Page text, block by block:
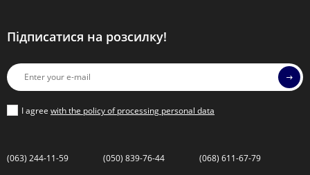
Підписатися на розсилку!
I agree with the policy of processing personal data
(063) 244-11-59 (050) 839-76-44 (068) 611-67-79